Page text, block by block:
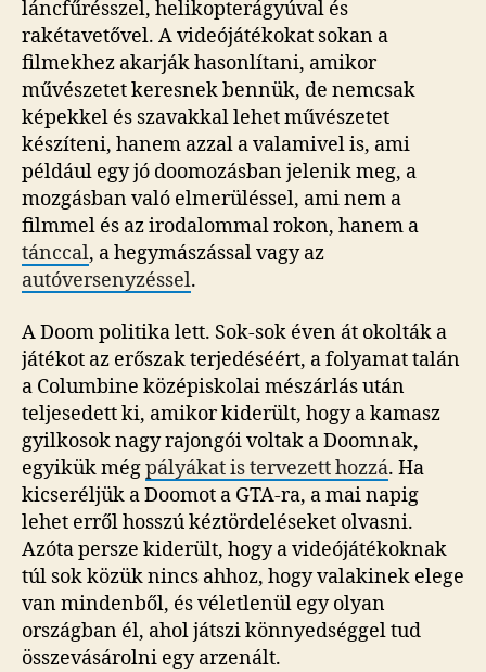
láncfűrésszel, helikopterágyúval és
rakétavetővel. A videójátékokat sokan a
filmekhez akarják hasonlítani, amikor
művészetet keresnek bennük, de nemcsak
képekkel és szavakkal lehet művészetet
készíteni, hanem azzal a valamivel is, ami
például egy jó doomozásban jelenik meg, a
mozgásban való elmerüléssel, ami nem a
filmmel és az irodalommal rokon, hanem a
tánccal, a hegymászással vagy az
autóversenyzéssel.
A Doom politika lett. Sok-sok éven át okolták a
játékot az erőszak terjedéséért, a folyamat talán
a Columbine középiskolai mészárlás után
teljesedett ki, amikor kiderült, hogy a kamasz
gyilkosok nagy rajongói voltak a Doomnak,
egyikük mégpályákat is tervezett hozzá. Ha
kicseréljük a Doomot a GTA-ra, a mai napig
lehet erről hosszú kéztördeléseket olvasni.
Azóta persze kiderült, hogy a videójátékoknak
túl sok közük nincs ahhoz, hogy valakinek elege
van mindenből, és véletlenül egy olyan
országban él, ahol játszi könnyedséggel tud
összevásárolni egy arzenált.